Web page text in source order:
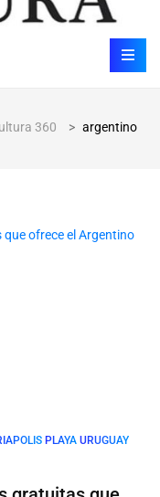
360 > argentino
PLAYA URUGUAY